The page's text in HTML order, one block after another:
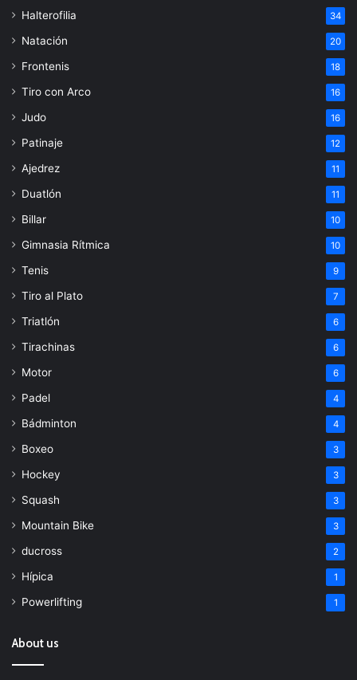
Halterofilia 34
Natación 20
Frontenis 18
Tiro con Arco 16
Judo 16
Patinaje 12
Ajedrez 11
Duatlón 11
Billar 10
Gimnasia Rítmica 10
Tenis 9
Tiro al Plato 7
Triatlón 6
Tirachinas 6
Motor 6
Padel 4
Bádminton 4
Boxeo 3
Hockey 3
Squash 3
Mountain Bike 3
ducross 2
Hípica 1
Powerlifting 1
About us